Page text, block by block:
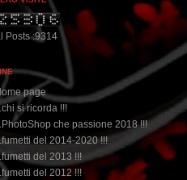
Posts :9314
page
si ricorda !!!
che passione 2018 !!!
del 2014-2020 !!!
del 2013 !!!
del 2012 !!!